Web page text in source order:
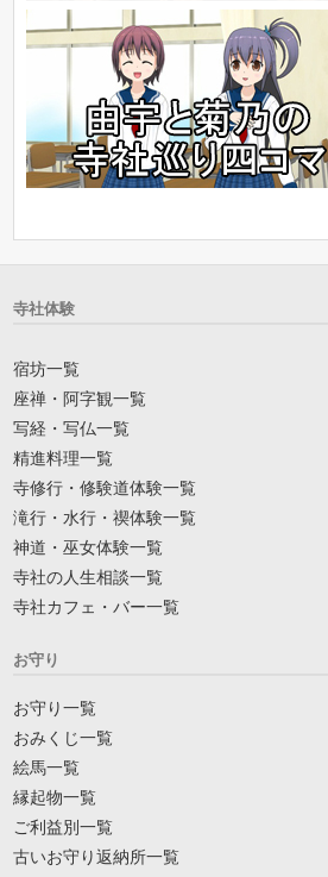
寺社体験
宿坊一覧
座禅・阿字観一覧
写経・写仏一覧
精進料理一覧
寺修行・修験道体験一覧
滝行・水行・禊体験一覧
神道・巫女体験一覧
寺社の人生相談一覧
寺社カフェ・バー一覧
お守り
お守り一覧
おみくじ一覧
絵馬一覧
縁起物一覧
ご利益別一覧
古いお守り返納所一覧